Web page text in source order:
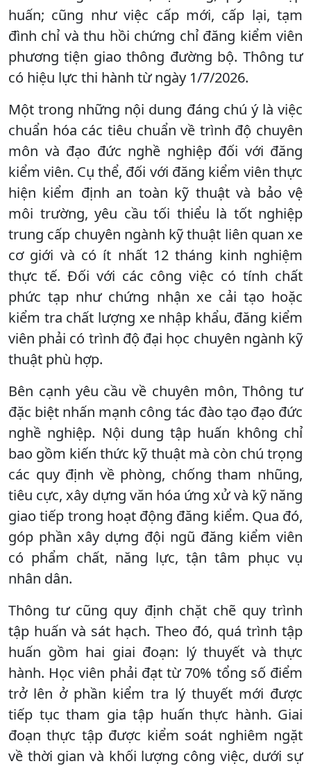
huấn; cũng như việc cấp mới, cấp lại, tạm
đình chỉ và thu hồi chứng chỉ đăng kiểm viên
phương tiện giao thông đường bộ. Thông tư
có hiệu lực thi hành từ ngày 1/7/2026.
Một trong những nội dung đáng chú ý là việc
chuẩn hóa các tiêu chuẩn về trình độ chuyên
môn và đạo đức nghề nghiệp đối với đăng
kiểm viên. Cụ thể, đối với đăng kiểm viên thực
hiện kiểm định an toàn kỹ thuật và bảo vệ
môi trường, yêu cầu tối thiểu là tốt nghiệp
trung cấp chuyên ngành kỹ thuật liên quan xe
cơ giới và có ít nhất 12 tháng kinh nghiệm
thực tế. Đối với các công việc có tính chất
phức tạp như chứng nhận xe cải tạo hoặc
kiểm tra chất lượng xe nhập khẩu, đăng kiểm
viên phải có trình độ đại học chuyên ngành kỹ
thuật phù hợp.
Bên cạnh yêu cầu về chuyên môn, Thông tư
đặc biệt nhấn mạnh công tác đào tạo đạo đức
nghề nghiệp. Nội dung tập huấn không chỉ
bao gồm kiến thức kỹ thuật mà còn chú trọng
các quy định về phòng, chống tham nhũng,
tiêu cực, xây dựng văn hóa ứng xử và kỹ năng
giao tiếp trong hoạt động đăng kiểm. Qua đó,
góp phần xây dựng đội ngũ đăng kiểm viên
có phẩm chất, năng lực, tận tâm phục vụ
nhân dân.
Thông tư cũng quy định chặt chẽ quy trình
tập huấn và sát hạch. Theo đó, quá trình tập
huấn gồm hai giai đoạn: lý thuyết và thực
hành. Học viên phải đạt từ 70% tổng số điểm
trở lên ở phần kiểm tra lý thuyết mới được
tiếp tục tham gia tập huấn thực hành. Giai
đoạn thực tập được kiểm soát nghiêm ngặt
về thời gian và khối lượng công việc, dưới sự